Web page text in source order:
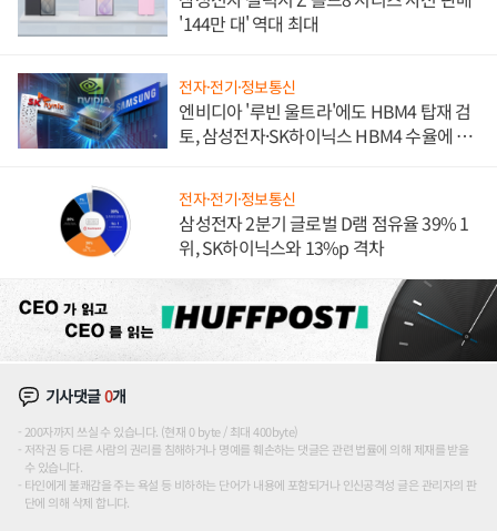
'144만 대' 역대 최대
전자·전기·정보통신
엔비디아 '루빈 울트라'에도 HBM4 탑재 검
토, 삼성전자·SK하이닉스 HBM4 수율에 주
전자·전기·정보통신
삼성전자 2분기 글로벌 D램 점유율 39% 1
위, SK하이닉스와 13%p 격차
기사댓글0개
200자까지 쓰실 수 있습니다. (현재 0 byte / 최대 400byte)
저작권 등 다른 사람의 권리를 침해하거나 명예를 훼손하는 댓글은 관련 법률에 의해 제재를 받을
수 있습니다.
타인에게 불쾌감을 주는 욕설 등 비하하는 단어가 내용에 포함되거나 인신공격성 글은 관리자의 판
단에 의해 삭제 합니다.